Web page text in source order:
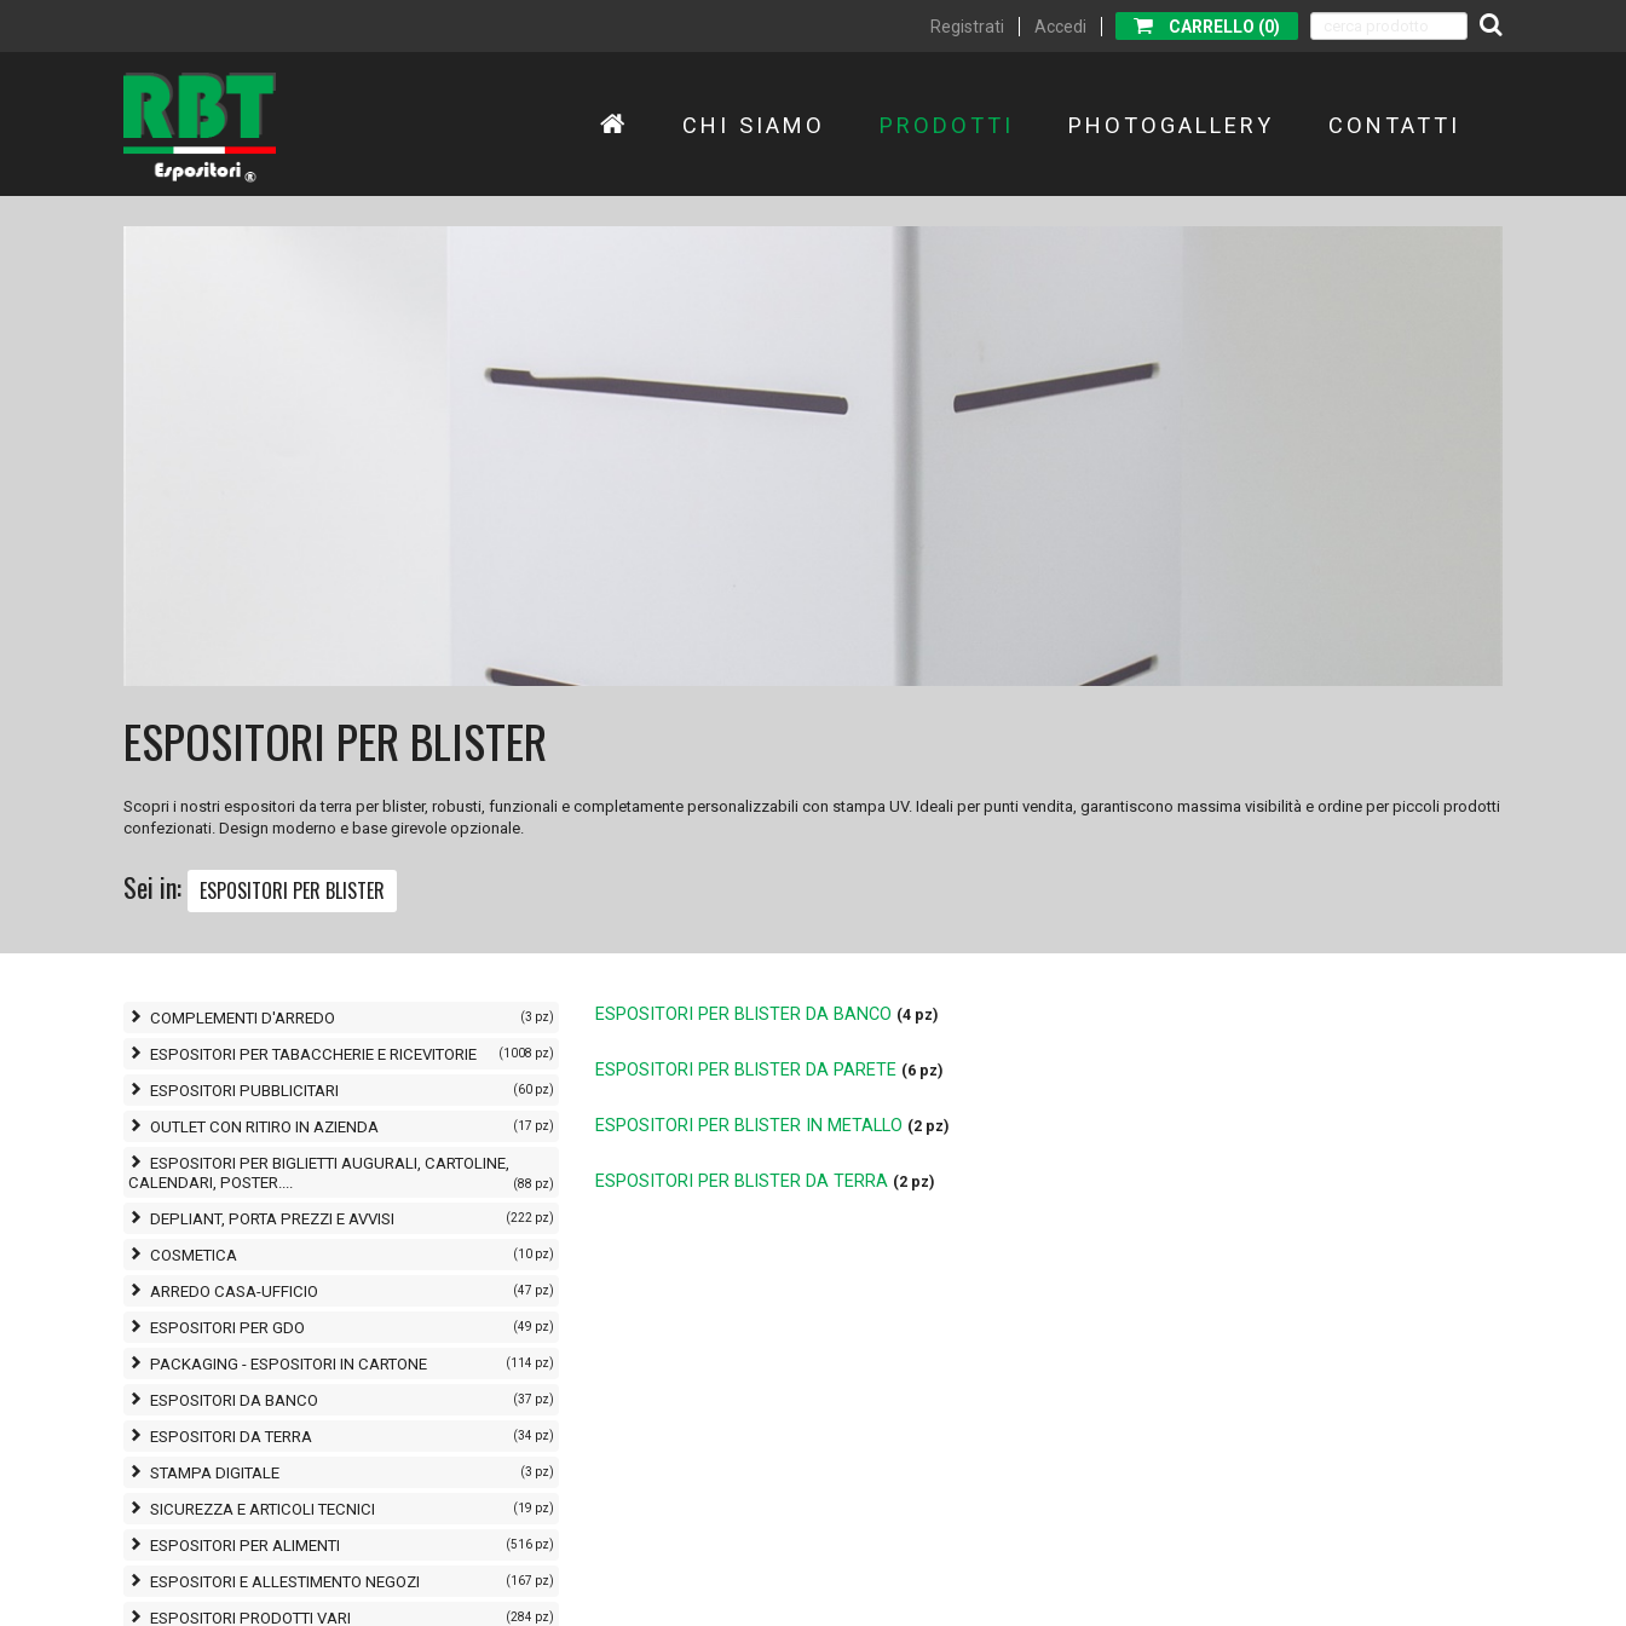
Registrati Accedi CARRELLO (0)
CHI SIAMO PRODOTTI PHOTOGALLERY CONTATTI
ESPOSITORI PER BLISTER
Scopri i nostri espositori da terra per blister, robusti, funzionali e completamente personalizzabili con stampa UV. Ideali per punti vendita, garantiscono massima visibilità e ordine per piccoli prodotti
confezionati. Design moderno e base girevole opzionale.
Sei in: ESPOSITORI PER BLISTER
COMPLEMENTI D'ARREDO (3 pz)
ESPOSITORI PER TABACCHERIE E RICEVITORIE (1008 pz)
ESPOSITORI PUBBLICITARI (60 pz)
OUTLET CON RITIRO IN AZIENDA (17 pz)
ESPOSITORI PER BIGLIETTI AUGURALI, CARTOLINE,
CALENDARI, POSTER....
(88 pz)
DEPLIANT, PORTA PREZZI E AVVISI (222 pz)
COSMETICA (10 pz)
ARREDO CASA-UFFICIO (47 pz)
ESPOSITORI PER GDO (49 pz)
PACKAGING - ESPOSITORI IN CARTONE (114 pz)
ESPOSITORI DA BANCO (37 pz)
ESPOSITORI DA TERRA (34 pz)
STAMPA DIGITALE (3 pz)
SICUREZZA E ARTICOLI TECNICI (19 pz)
ESPOSITORI PER ALIMENTI (516 pz)
ESPOSITORI E ALLESTIMENTO NEGOZI (167 pz)
ESPOSITORI PRODOTTI VARI (284 pz)
ESPOSITORI PER BLISTER DA BANCO (4 pz)
ESPOSITORI PER BLISTER DA PARETE (6 pz)
ESPOSITORI PER BLISTER IN METALLO (2 pz)
ESPOSITORI PER BLISTER DA TERRA (2 pz)